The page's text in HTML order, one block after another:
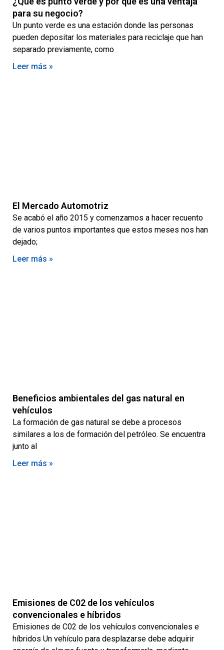
para su negocio?
Un punto verde es una estación donde las personas
pueden depositar los materiales para reciclaje que han
separado previamente, como
Leer más »
El Mercado Automotriz
Se acabó el año 2015 y comenzamos a hacer recuento
de varios puntos importantes que estos meses nos han
dejado;
Leer más »
Beneficios ambientales del gas natural en
vehículos
La formación de gas natural se debe a procesos
similares a los de formación del petróleo. Se encuentra
junto al
Leer más »
Emisiones de C02 de los vehículos
convencionales e híbridos
Emisiones de C02 de los vehículos convencionales e
híbridos Un vehículo para desplazarse debe adquirir